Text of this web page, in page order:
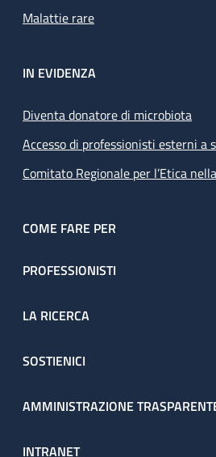
Malattie rare
IN EVIDENZA
Diventa donatore di microbiota
Accesso di professionisti esterni
Comitato Regionale per l’Etica
COME FARE PER
PROFESSIONISTI
LA RICERCA
SOSTIENICI
AMMINISTRAZIONE
INTRANET